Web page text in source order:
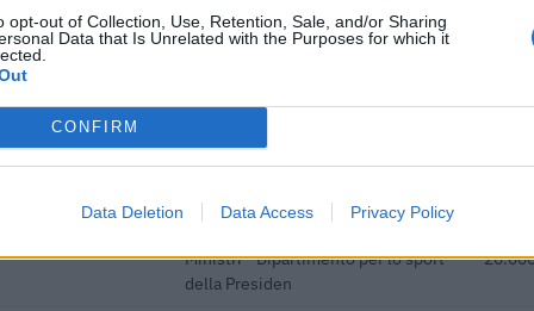
opt-out of Collection, Use, Retention, Sale, and/or Sharing
Data that Is Unrelated with the Purposes for which it
CONFIRM
Data Deletion Data Access Privacy Policy
previdenziali per
2022 ( art. 1 ,
previdenziali per
indeterminato
inps 3.788
Ministri - Dipartimento per lo sport
della Presiden